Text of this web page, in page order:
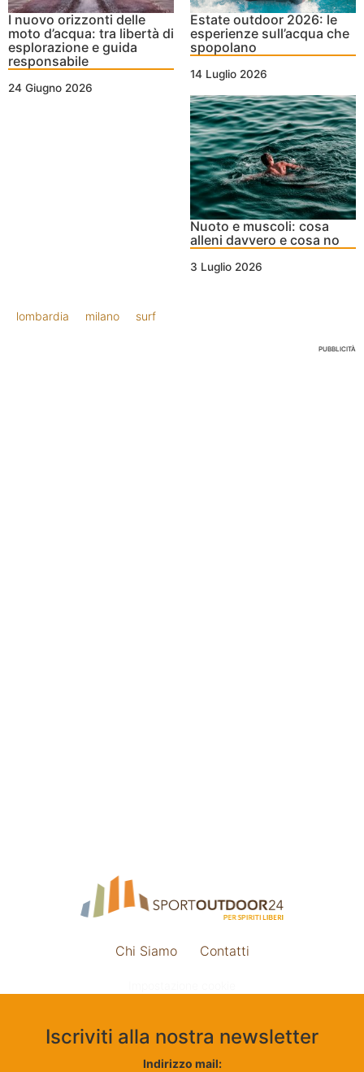
I nuovo orizzonti delle
moto d’acqua: tra libertà di
esplorazione e guida
responsabile
24 Giugno 2026
Estate outdoor 2026: le
esperienze sull’acqua che
spopolano
14 Luglio 2026
Nuoto e muscoli: cosa
alleni davvero e cosa no
3 Luglio 2026
lombardia milano surf
PUBBLICITÀ
Chi Siamo Contatti
Iscriviti alla nostra newsletter
Indirizzo mail: